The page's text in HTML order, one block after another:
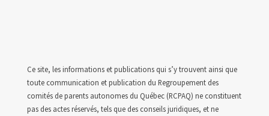
Ce site, les informations et publications qui s’y trouvent ainsi que
toute communication et publication du Regroupement des
comités de parents autonomes du Québec (RCPAQ) ne constituent
pas des actes réservés, tels que des conseils juridiques, et ne